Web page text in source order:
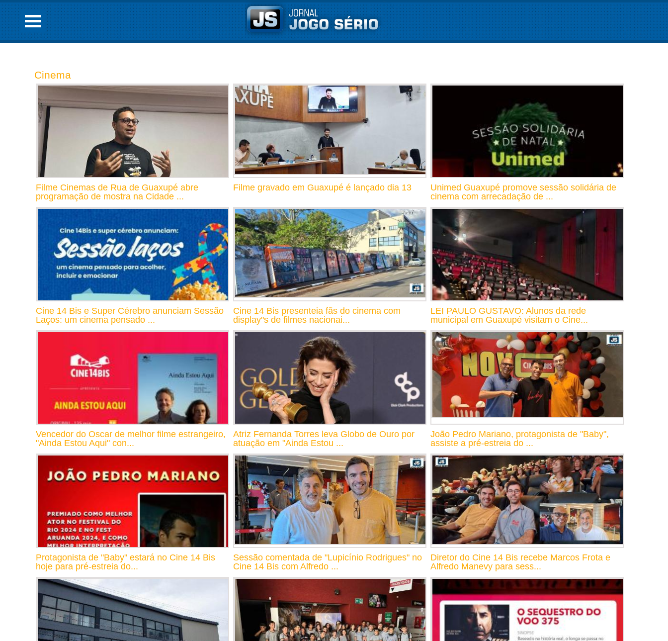
Cinema
Filme Cinemas de Rua de Guaxupé abre
programação de mostra na Cidade ...
Filme gravado em Guaxupé é lançado dia 13
Unimed Guaxupé promove sessão solidária de
cinema com arrecadação de ...
Cine 14 Bis e Super Cérebro anunciam Sessão
Laços: um cinema pensado ...
Cine 14 Bis presenteia fãs do cinema com
display"s de filmes nacionai...
LEI PAULO GUSTAVO: Alunos da rede
municipal em Guaxupé visitam o Cine...
Vencedor do Oscar de melhor filme estrangeiro,
"Ainda Estou Aqui" con...
Atriz Fernanda Torres leva Globo de Ouro por
atuação em "Ainda Estou ...
João Pedro Mariano, protagonista de "Baby",
assiste a pré-estreia do ...
Protagonista de "Baby" estará no Cine 14 Bis
hoje para pré-estreia do...
Sessão comentada de "Lupicínio Rodrigues" no
Cine 14 Bis com Alfredo ...
Diretor do Cine 14 Bis recebe Marcos Frota e
Alfredo Manevy para sess...